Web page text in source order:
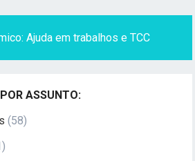
Ajuda em trabalhos e TCC
ASSUNTO:
(58)